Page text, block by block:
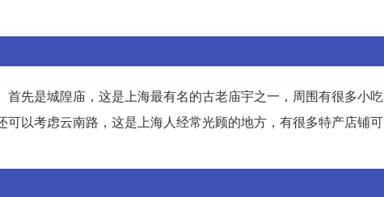
先是城隍庙，这是上海最有名的古老庙宇之一，周围有很多小吃
以考虑云南路，这是上海人经常光顾的地方，有很多特产店铺可